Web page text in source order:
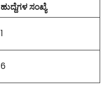
ಹುದ್ದೆಗಳ ಸಂಖ್ಯೆ
1
6